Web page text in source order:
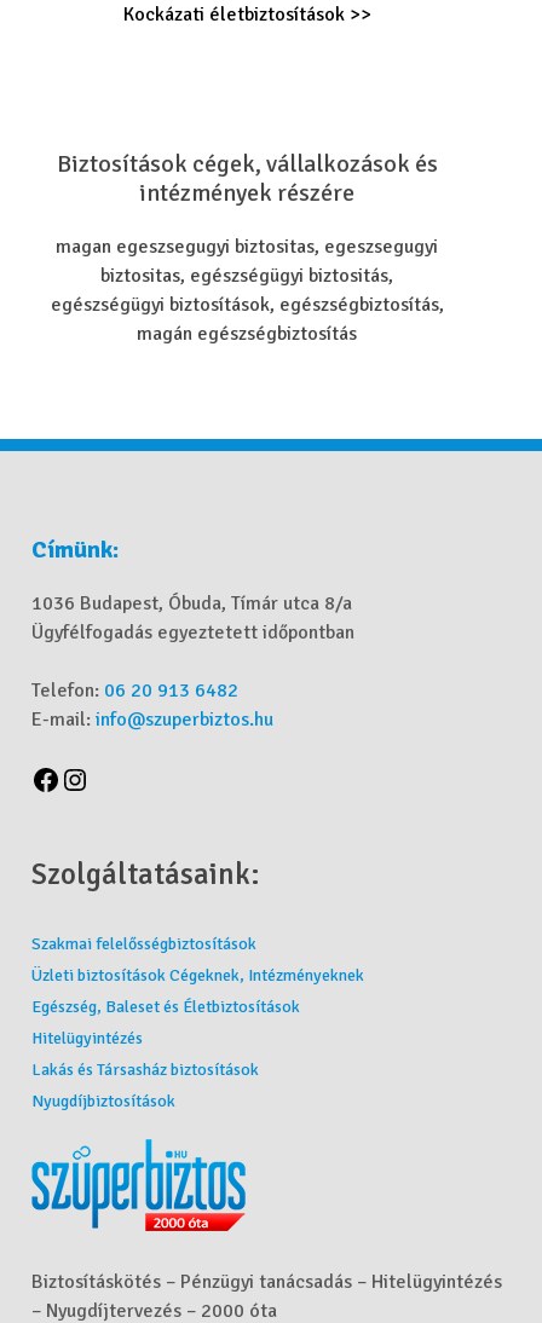
Kockázati életbiztosítások >>
Biztosítások cégek, vállalkozások és
intézmények részére
magan egeszsegugyi biztositas, egeszsegugyi
biztositas, egészségügyi biztositás,
egészségügyi biztosítások, egészségbiztosítás,
magán egészségbiztosítás
Címünk:
1036 Budapest, Óbuda, Tímár utca 8/a
Ügyfélfogadás egyeztetett időpontban
Telefon: 06 20 913 6482
E-mail:info@szuperbiztos.hu
Szolgáltatásaink:
Szakmai felelősségbiztosítások
Üzleti biztosítások Cégeknek, Intézményeknek
Egészség, Baleset és Életbiztosítások
Hitelügyintézés
Lakás és Társasház biztosítások
Nyugdíjbiztosítások
Biztosításkötés – Pénzügyi tanácsadás – Hitelügyintézés
– Nyugdíjtervezés – 2000 óta